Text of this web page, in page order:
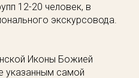
12-20 человек, в
экскурсовода.
Иконы Божией
указанным самой